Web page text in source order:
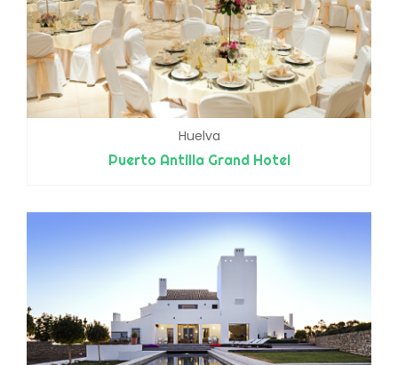
Huelva
Puerto Antilla Grand Hotel